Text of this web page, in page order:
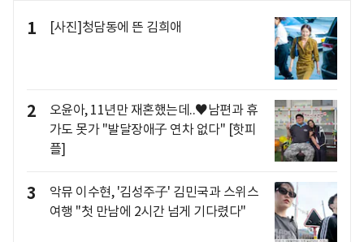
1 [사진]청담동에 뜬 김희애
2
오윤아, 11년만 재혼했는데..♥남편과 휴
가도 못가 "발달장애子 연차 없다" [핫피
플]
3
악뮤 이수현, '김성주子' 김민국과 스위스
여행 "첫 만남에 2시간 넘게 기다렸다"